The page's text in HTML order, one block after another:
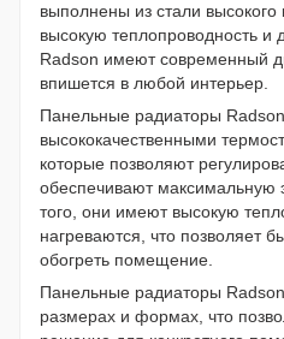
выполнены из стали высокого
высокую теплопроводность и
Radson имеют современный
впишется в любой интерьер.
Панельные радиаторы
высококачественными
которые позволяют
обеспечивают максимальную
того, они имеют высокую
нагреваются, что позволяет
обогреть помещение.
Панельные радиаторы
размерах и формах, что